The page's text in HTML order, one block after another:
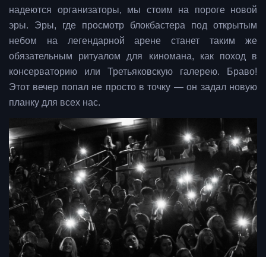
надеются организаторы, мы стоим на пороге новой
эры. Эры, где просмотр блокбастера под открытым
небом на легендарной арене станет таким же
обязательным ритуалом для киномана, как поход в
консерваторию или Третьяковскую галерею. Браво!
Этот вечер попал не просто в точку — он задал новую
планку для всех нас.